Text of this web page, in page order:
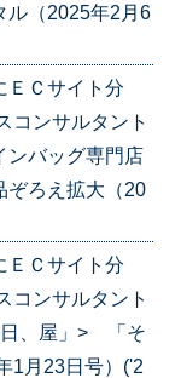
ル（2025年2月6
ＥＣサイト分
ンサルタント
バッグ専門店
ろえ拡大（20
ＥＣサイト分
ンサルタント
、屋」> 「そ
1月23日号）('2